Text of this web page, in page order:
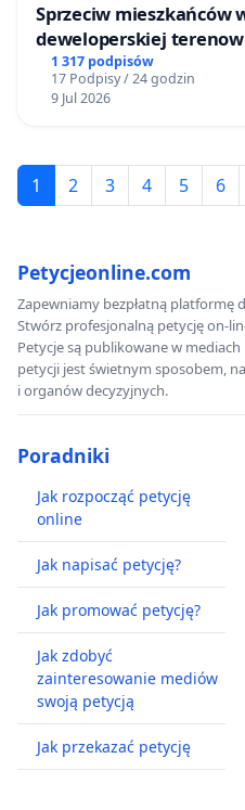
Sprzeciw mieszkańców
deweloperskiej
Bulwarów Straceńskich
1 317 podpisów
17 Podpisy / 24 godzin
9 Jul 2026
1 2 3 4 5 6
Petycjeonline.com
Zapewniamy bezpłatną platformę
Stwórz profesjonalną petycję on-
Petycje są publikowane w
petycji jest świetnym sposobem,
i organów decyzyjnych.
Poradniki
Jak rozpocząć petycję
online
Jak napisać petycję?
Jak promować petycję?
Jak zdobyć
zainteresowanie mediów
swoją petycją
Jak przekazać petycję